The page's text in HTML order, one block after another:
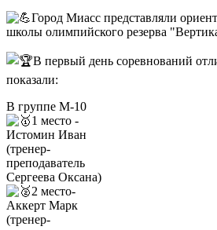
Город Миасс представляли
школы олимпийского резерва
В первый день соревнований
показали:
В группе М-10
1 место -
Истомин Иван
(тренер-
преподаватель
Сергеева Оксана)
2 место-
Аккерт Марк
(тренер-